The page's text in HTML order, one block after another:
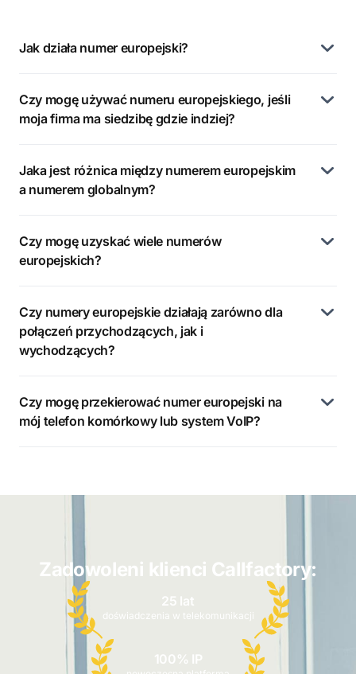
Jak działa numer europejski?
Czy mogę używać numeru europejskiego, jeśli
moja firma ma siedzibę gdzie indziej?
Jaka jest różnica między numerem europejskim
a numerem globalnym?
Czy mogę uzyskać wiele numerów
europejskich?
Czy numery europejskie działają zarówno dla
połączeń przychodzących, jak i
wychodzących?
Czy mogę przekierować numer europejski na
mój telefon komórkowy lub system VoIP?
Zadowoleni klienci Callfactory:
25 lat
doświadczenia w telekomunikacji
100% IP